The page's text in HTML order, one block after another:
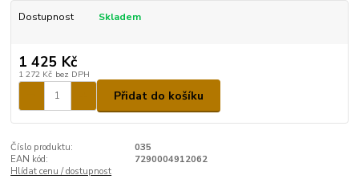
Dostupnost Skladem
1 425 Kč
1 272 Kč bez DPH
Přidat do košíku
Číslo produktu:
035
EAN kód:
7290004912062
Hlídat cenu / dostupnost